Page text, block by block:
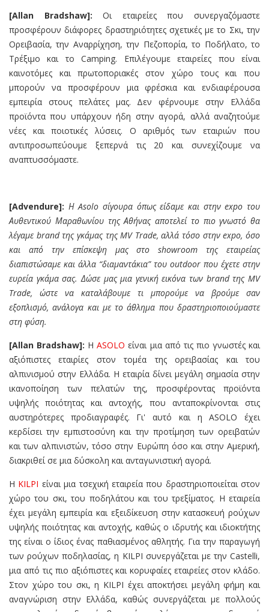
[Allan Bradshaw]:Οι εταιρείες που συνεργαζόμαστε
προσφέρουν διάφορες δραστηριότητες σχετικές με το Σκι, την
Ορειβασία, την Αναρρίχηση, την Πεζοπορία, το Ποδήλατο, το
Τρέξιμο και το Camping. Επιλέγουμε εταιρείες που είναι
καινοτόμες και πρωτοποριακές στον χώρο τους και που
μπορούν να προσφέρουν μια φρέσκια και ενδιαφέρουσα
εμπειρία στους πελάτες μας. Δεν φέρνουμε στην Ελλάδα
προϊόντα που υπάρχουν ήδη στην αγορά, αλλά αναζητούμε
νέες και ποιοτικές λύσεις. Ο αριθμός των εταιριών που
αντιπροσωπεύουμε ξεπερνά τις 20 και συνεχίζουμε να
αναπτυσσόμαστε.
[Advendure]: ΗAsoloσίγουρα όπως είδαμε και στηνexpoτου
Αυθεντικού Μαραθωνίου της Αθήνας αποτελεί το πιο γνωστό θα
λέγαμε brandτης γκάμας τηςMV Trade,αλλά τόσο στηνexpo,όσο
και από την επίσκεψη μας στοshowroomτης εταιρείας
διαπιστώσαμε και άλλα “διαμαντάκια” του outdoor που έχετε στην
ευρεία γκάμα σας. Δώσε μας μια γενική εικόνα των brandτηςMV
Trade, ώστε να καταλάβουμε τι μπορούμε να βρούμε σαν
εξοπλισμό, ανάλογα και με το άθλημα που δραστηριοποιούμαστε
στη φύση.
[Allan Bradshaw]: ΗASOLO είναι μια από τις πιο γνωστές και
αξιόπιστες εταιρίες στον τομέα της ορειβασίας και του
αλπινισμού στην Ελλάδα. Η εταιρία δίνει μεγάλη σημασία στην
ικανοποίηση των πελατών της, προσφέροντας προϊόντα
υψηλής ποιότητας και αντοχής, που ανταποκρίνονται στις
αυστηρότερες προδιαγραφές. Γι' αυτό και η ASOLO έχει
κερδίσει την εμπιστοσύνη και την προτίμηση των ορειβατών
και των αλπινιστών, τόσο στην Ευρώπη όσο και στην Αμερική,
διακριθεί σε μια δύσκολη και ανταγωνιστική αγορά.
Η KILPI είναι μια τσεχική εταιρεία που δραστηριοποιείται στον
χώρο του σκι, του ποδηλάτου και του τρεξίματος. Η εταιρεία
έχει μεγάλη εμπειρία και εξειδίκευση στην κατασκευή ρούχων
υψηλής ποιότητας και αντοχής, καθώς ο ιδρυτής και ιδιοκτήτης
της είναι ο ίδιος ένας παθιασμένος αθλητής. Για την παραγωγή
των ρούχων ποδηλασίας, η KILPI συνεργάζεται με την Castelli,
μια από τις πιο αξιόπιστες και κορυφαίες εταιρείες στον κλάδο.
Στον χώρο του σκι, η KILPI έχει αποκτήσει μεγάλη φήμη και
αναγνώριση στην Ελλάδα, καθώς συνεργάζεται με πολλούς